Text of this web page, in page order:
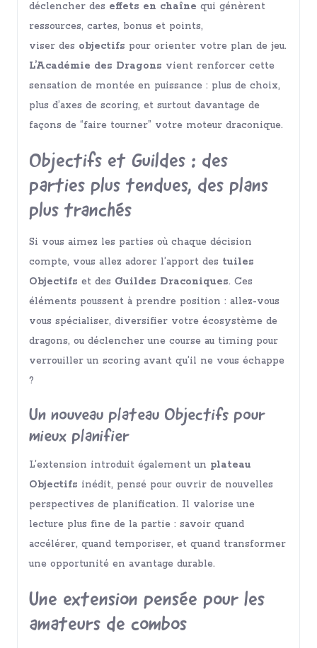
déclencher des effets en chaîne qui génèrent
ressources, cartes, bonus et points,
viser des objectifs pour orienter votre plan de jeu.
L’Académie des Dragons vient renforcer cette
sensation de montée en puissance : plus de choix,
plus d’axes de scoring, et surtout davantage de
façons de “faire tourner” votre moteur draconique.
Objectifs et Guildes : des
parties plus tendues, des plans
plus tranchés
Si vous aimez les parties où chaque décision
compte, vous allez adorer l’apport des tuiles
Objectifs et des Guildes Draconiques. Ces
éléments poussent à prendre position : allez-vous
vous spécialiser, diversifier votre écosystème de
dragons, ou déclencher une course au timing pour
verrouiller un scoring avant qu’il ne vous échappe
?
Un nouveau plateau Objectifs pour
mieux planifier
L’extension introduit également un plateau
Objectifs inédit, pensé pour ouvrir de nouvelles
perspectives de planification. Il valorise une
lecture plus fine de la partie : savoir quand
accélérer, quand temporiser, et quand transformer
une opportunité en avantage durable.
Une extension pensée pour les
amateurs de combos